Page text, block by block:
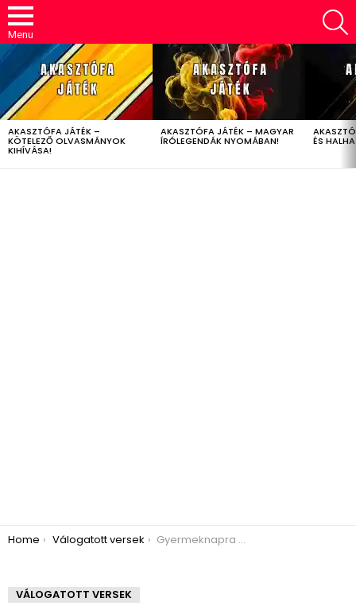
Menu
LATEST
STORIES
AKASZTÓFA JÁTÉK –
KÖTELEZŐ OLVASMÁNYOK
KIHÍVÁSA!
AKASZTÓFA JÁTÉK – MAGYAR
ÍRÓLEGENDÁK NYOMÁBAN! ÉS
You are here:
Home Válogatott versek Gyermeknapra versek
VÁLOGATOTT VERSEK